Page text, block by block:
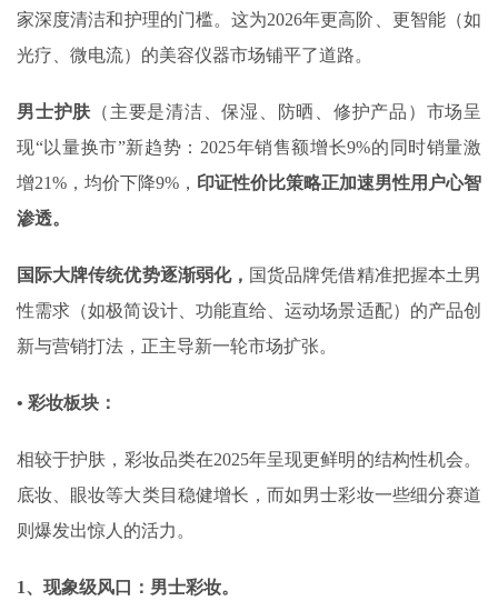
家深度清洁和护理的门槛。这为2026年更高阶、更智能（如
光疗、微电流）的美容仪器市场铺平了道路。
男士护肤 （主要是清洁、保湿、防晒、修护产品）市场呈
现“以量换市”新趋势：2025年销售额增长9%的同时销量激
增21%，均价下降9%， 印证性价比策略正加速男性用户心智
渗透。
国际大牌传统优势逐渐弱化， 国货品牌凭借精准把握本土男
性需求（如极简设计、功能直给、运动场景适配）的产品创
新与营销打法，正主导新一轮市场扩张。‌
• 彩妆板块：
相较于护肤，彩妆品类在2025年呈现更鲜明的结构性机会。
底妆、眼妆等大类目稳健增长，而如男士彩妆一些细分赛道
则爆发出惊人的活力。
1、现象级风口：男士彩妆‌。